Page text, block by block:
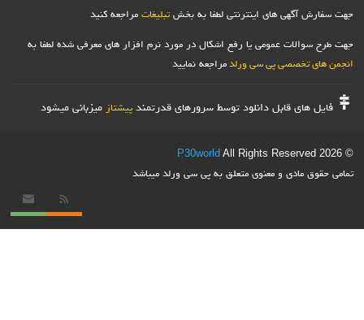
های اینترنتی لطفا به بخشتبلیغات مراجعه کنید
عمومی یا رفع اشکال در مورد نرم افزار های معرفی شده لطفا به
پی سی ورلدمراجعه نمایید
قابل دانلود توسط سرورهای قدرتمندپیشتازمیزبانی میشود
P30worldAll Rights
و معنوی متعلق به پی سی ورلد میباشد